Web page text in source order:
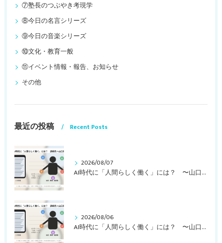
⑦塾長のつぶやき考現学
⑧今日の名言シリーズ
⑨今日の音楽シリーズ
⑩文化・教育一般
⑪イベント情報・報告、お知らせ
その他
最近の投稿 Recent Posts
2026/08/07
AI時代に「人間らしく働く」には？ 〜山口周さんの対談動画・文字起こし（その１）〜
2026/08/06
AI時代に「人間らしく働く」には？ 〜山口周さんのインタビュー記事、動画より〜